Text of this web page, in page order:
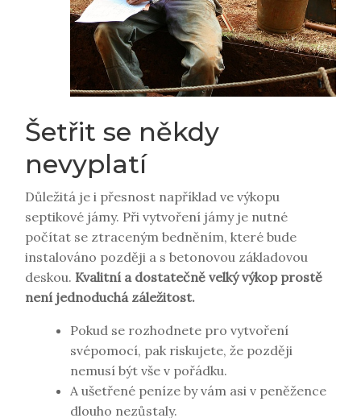
Šetřit se někdy
nevyplatí
Důležitá je i přesnost například ve výkopu
septikové jámy. Při vytvoření jámy je nutné
počítat se ztraceným bedněním, které bude
instalováno později a s betonovou základovou
deskou. Kvalitní a dostatečně velký výkop prostě
není jednoduchá záležitost.
Pokud se rozhodnete pro vytvoření
svépomocí, pak riskujete, že později
nemusí být vše v pořádku.
A ušetřené peníze by vám asi v peněžence
dlouho nezůstaly.